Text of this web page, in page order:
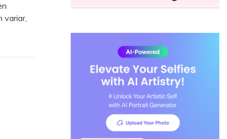
variar,